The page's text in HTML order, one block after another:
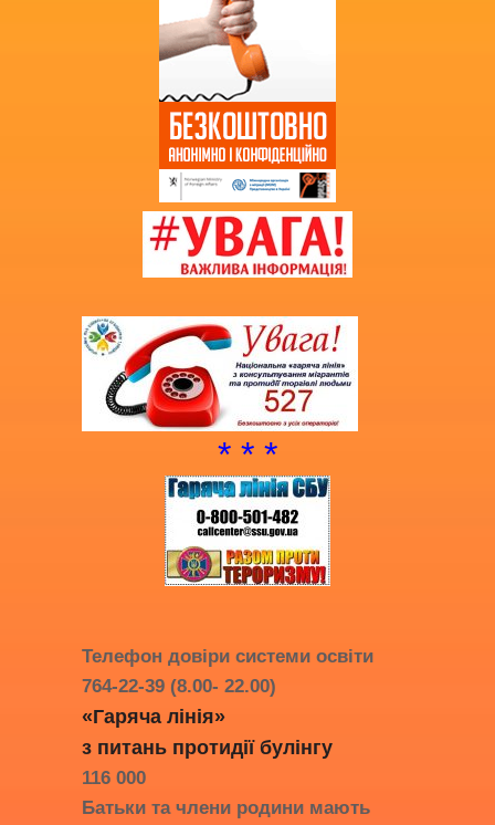
учнів (вихованців)
НМТ 2025
* * *
Телефон довіри системи освіти
764-22-39 (8.00- 22.00)
«Гаряча лінія»
з питань протидії булінгу
116 000
Батьки та члени родини мають